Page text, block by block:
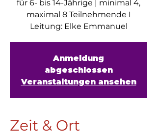
für 6- bis 14-Jährige | minimal 4,
maximal 8 Teilnehmende I
Leitung: Elke Emmanuel
Anmeldung
abgeschlossen
Veranstaltungen ansehen
Zeit & Ort